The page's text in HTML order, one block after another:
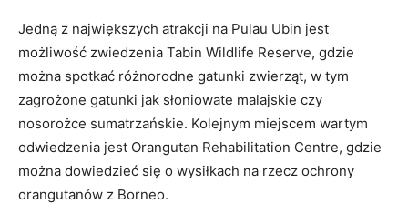
Jedną z największych atrakcji na Pulau Ubin jest
możliwość zwiedzenia Tabin Wildlife⁣ Reserve, gdzie
można ‍spotkać ⁢różnorodne ⁢gatunki zwierząt, ‌w tym
zagrożone ⁢gatunki jak słoniowate malajskie⁤ czy
nosorożce ⁤sumatrzańskie. Kolejnym‌ miejscem⁤ wartym
⁢odwiedzenia​ jest Orangutan Rehabilitation Centre, gdzie
⁣można dowiedzieć się⁤ o wysiłkach⁤ na rzecz ochrony
orangutanów‍ z Borneo.